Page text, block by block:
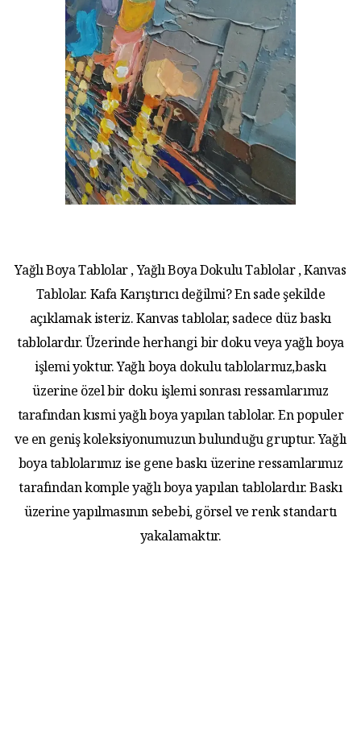
Yağlı Boya Tablolar , Yağlı Boya Dokulu Tablolar , Kanvas
Tablolar. Kafa Karıştırıcı değilmi? En sade şekilde
açıklamak isteriz. Kanvas tablolar, sadece düz baskı
tablolardır. Üzerinde herhangi bir doku veya yağlı boya
işlemi yoktur. Yağlı boya dokulu tablolarmız,baskı
üzerine özel bir doku işlemi sonrası ressamlarımız
tarafından kısmi yağlı boya yapılan tablolar. En populer
ve en geniş koleksiyonumuzun bulunduğu gruptur. Yağlı
boya tablolarımız ise gene baskı üzerine ressamlarımız
tarafından komple yağlı boya yapılan tablolardır. Baskı
üzerine yapılmasının sebebi, görsel ve renk standartı
yakalamaktır.